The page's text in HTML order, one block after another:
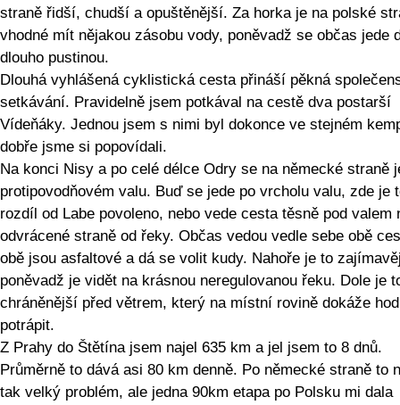
straně řidší, chudší a opuštěnější. Za horka je na polské
vhodné mít nějakou zásobu vody, poněvadž se občas jede
dlouho pustinou.
Dlouhá vyhlášená cyklistická cesta přináší pěkná
setkávání. Pravidelně jsem potkával na cestě dva postarší
Vídeňáky. Jednou jsem s nimi byl dokonce ve stejném
dobře jsme si popovídali.
Na konci Nisy a po celé délce Odry se na německé straně
protipovodňovém valu. Buď se jede po vrcholu valu, zde je
rozdíl od Labe povoleno, nebo vede cesta těsně pod valem
odvrácené straně od řeky. Občas vedou vedle sebe obě
obě jsou asfaltové a dá se volit kudy. Nahoře je to
poněvadž je vidět na krásnou neregulovanou řeku. Dole je
chráněnější před větrem, který na místní rovině dokáže
potrápit.
Z Prahy do Štětína jsem najel 635 km a jel jsem to 8 dnů.
Průměrně to dává asi 80 km denně. Po německé straně to
tak velký problém, ale jedna 90km etapa po Polsku mi dala